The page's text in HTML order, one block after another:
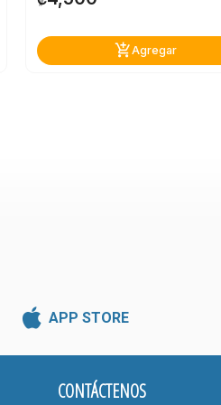
add_shopping_cartAgregar
APP STORE
CONTÁCTENOS